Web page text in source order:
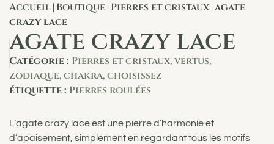
Accueil Boutique Pierres et cristaux agate
crazy lace
agate crazy lace
Catégorie : Pierres et cristaux, vertus,
zodiaque, chakra, choisissez
étiquette : Pierres roulées
L’agate crazy lace est une pierre d’harmonie et
d’apaisement, simplement en regardant tous les motifs